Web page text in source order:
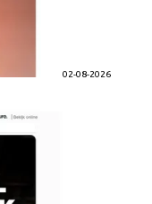
02-08-2026